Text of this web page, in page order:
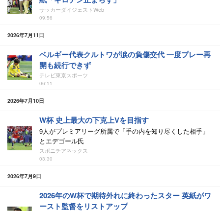
サッカーダイジェストWeb
09:56
2026年7月11日
ベルギー代表クルトワが涙の負傷交代 一度プレー再
開も続行できず
テレビ東京スポーツ
06:11
2026年7月10日
W杯 史上最大の下克上Vを目指す
9人がプレミアリーグ所属で「手の内を知り尽くした相手」
とエデゴール氏
スポニチアネックス
03:30
2026年7月9日
2026年のW杯で期待外れに終わったスター 英紙がワ
ースト監督をリストアップ